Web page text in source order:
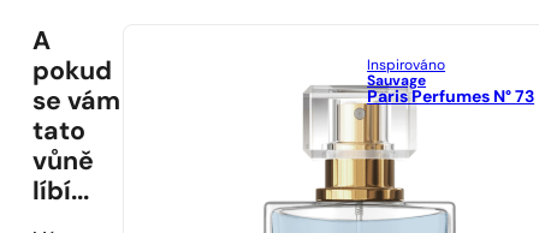
A
pokud
se vám
tato
vůně
líbí...
Inspirováno
Sauvage
Paris Perfumes N° 73